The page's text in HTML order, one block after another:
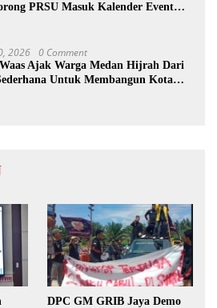
PRSU Masuk Kalender Event
2026 0 Comment
Ajak Warga Medan Hijrah Dari
Untuk Membangun Kota
DPC GM GRIB Jaya Demo